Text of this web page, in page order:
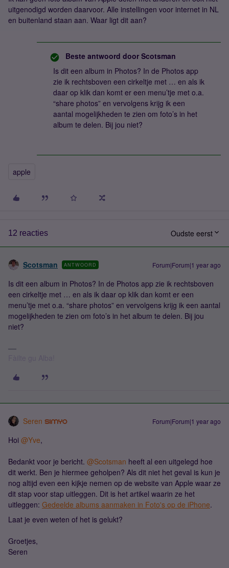
uitgenodigd worden daarvoor. Alle instellingen voor internet in NL
en buitenland staan aan. Waar ligt dit aan?
Beste antwoord door Scotsman
Is dit een album in Photos? In de Photos app
zie ik rechtsboven een cirkeltje met … en als ik
daar op klik dan komt er een menu’tje met o.a.
“share photos” en vervolgens krijg ik een
aantal mogelijkheden te zien om foto’s in het
album te delen. Bij jou niet?
apple
12 reacties Oudste eerst
Scotsman ANTWOORD Forum|Forum|1 year ago
Is dit een album in Photos? In de Photos app zie ik rechtsboven
een cirkeltje met … en als ik daar op klik dan komt er een
menu’tje met o.a. “share photos” en vervolgens krijg ik een aantal
mogelijkheden te zien om foto’s in het album te delen. Bij jou
niet?
Seren Forum|Forum|1 year ago
Hoi @Yve,
Bedankt voor je bericht. @Scotsman heeft al een uitgelegd hoe
dit werkt. Ben je hiermee geholpen? Als dit niet het geval is kun je
nog altijd even een kijkje nemen op de website van Apple waar ze
dit stap voor stap uitleggen. Dit is het artikel waarin ze het
uitleggen: Gedeelde albums aanmaken in Foto's op de iPhone.
Laat je even weten of het is gelukt?
Groetjes,
Seren